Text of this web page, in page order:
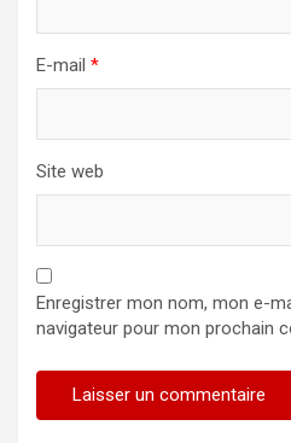
E-mail *
Site web
Enregistrer mon nom, mon e-
navigateur pour mon prochain